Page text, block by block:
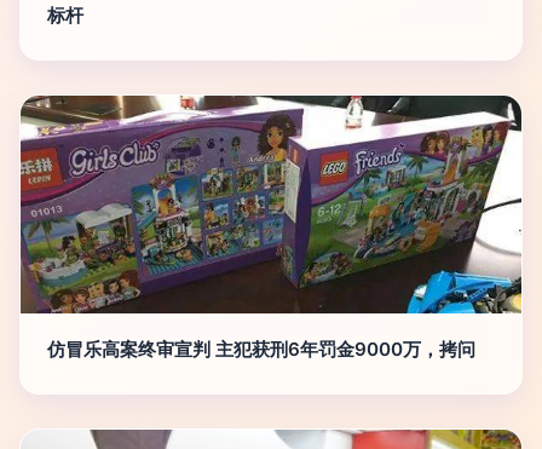
标杆
仿冒乐高案终审宣判 主犯获刑6年罚金9000万，拷问